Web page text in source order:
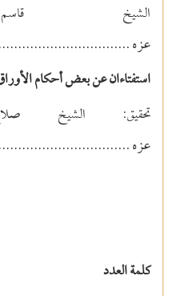
الشيخ
عزه
استفتاءان عن بعض أحكام الأوراق
تحقيق:
عزه
كلمة العدد